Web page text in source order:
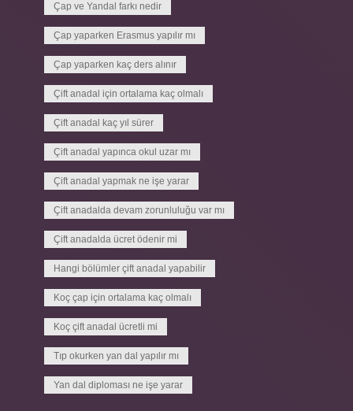
Çap ve Yandal farkı nedir
Çap yaparken Erasmus yapılır mı
Çap yaparken kaç ders alınır
Çift anadal için ortalama kaç olmalı
Çift anadal kaç yıl sürer
Çift anadal yapınca okul uzar mı
Çift anadal yapmak ne işe yarar
Çift anadalda devam zorunluluğu var mı
Çift anadalda ücret ödenir mi
Hangi bölümler çift anadal yapabilir
Koç çap için ortalama kaç olmalı
Koç çift anadal ücretli mi
Tıp okurken yan dal yapılır mı
Yan dal diploması ne işe yarar